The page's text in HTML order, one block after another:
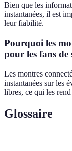
Bien que les
instantanées, il est
leur fiabilité.
Pourquoi les
pour les fans de
Les montres
instantanées sur les
libres, ce qui les
Glossaire